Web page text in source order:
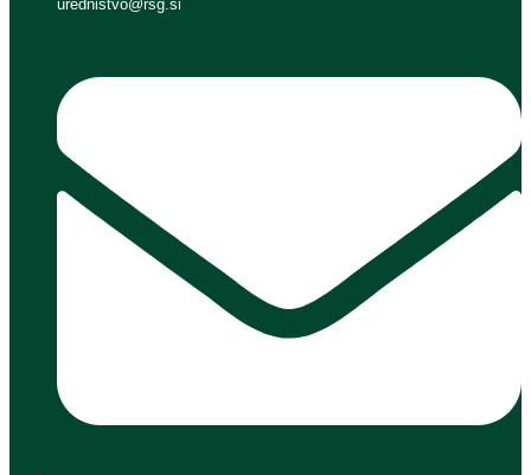
urednistvo@rsg.si